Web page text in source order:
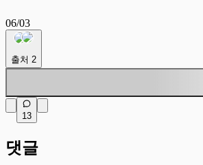
06/03
출처 2
13
댓글